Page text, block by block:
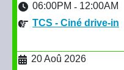
06:00PM - 12:00AM
TCS - Ciné drive-in
20 Aoû 2026